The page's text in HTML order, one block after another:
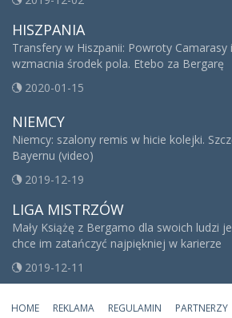
HISZPANIA
Transfery w Hiszpanii: Powroty
wzmacnia środek pola. Etebo za Bergarę
2020-01-15
NIEMCY
Niemcy: szalony remis w hicie kolejki.
Bayernu (video)
2019-12-19
LIGA MISTRZÓW
Mały Książę z Bergamo dla swoich ludzi
chce im zatańczyć najpiękniej w karierze
2019-12-11
HOME REKLAMA REGULAMIN PARTNERZY